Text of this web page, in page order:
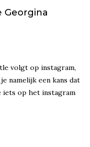
volgt op instagram,
namelijk een kans dat
iets op het instagram